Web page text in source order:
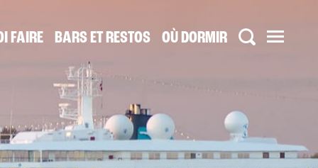
FAIRE BARS ET RESTOS OÙ DORMIR